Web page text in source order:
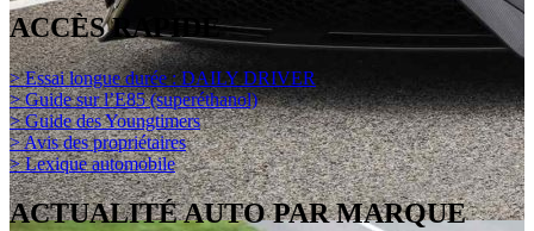
ACCÈS RAPIDE
> Essai longue durée : DAILY DRIVER
> Guide sur l’E85 (superéthanol)
> Guide des Youngtimers
> Avis des propriétaires
> Lexique automobile
ACTUALITÉ AUTO PAR MARQUE